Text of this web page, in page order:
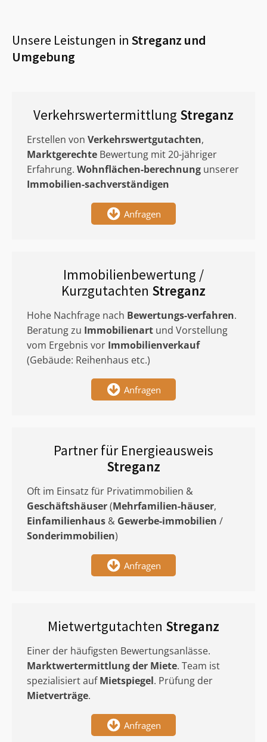
Unsere Leistungen in Streganz und
Umgebung
Verkehrswertermittlung Streganz
Erstellen von Verkehrswertgutachten,
Marktgerechte Bewertung mit 20-jähriger
Erfahrung. Wohnflächen-berechnung unserer
Immobilien-sachverständigen
Anfragen
Immobilienbewertung /
Kurzgutachten Streganz
Hohe Nachfrage nach Bewertungs-verfahren.
Beratung zu Immobilienart und Vorstellung
vom Ergebnis vor Immobilienverkauf
(Gebäude: Reihenhaus etc.)
Anfragen
Partner für Energieausweis
Streganz
Oft im Einsatz für Privatimmobilien &
Geschäftshäuser(Mehrfamilien-häuser,
Einfamilienhaus & Gewerbe-immobilien /
Sonderimmobilien)
Anfragen
Mietwertgutachten Streganz
Einer der häufigsten Bewertungsanlässe.
Marktwertermittlungder Miete. Team ist
spezialisiert aufMietspiegel. Prüfung der
Mietverträge.
Anfragen